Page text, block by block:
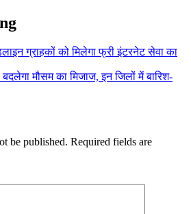
ग्राहकों को मिलेगा फ्री इंटरनेट सेवा का
मौसम का मिजाज, इन जिलों में बारिश-
be published. Required fields are